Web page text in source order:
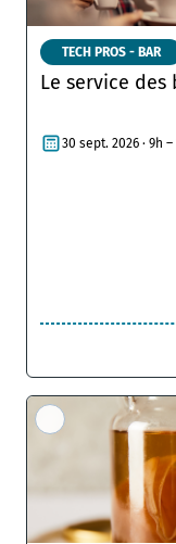
TECH PROS - BAR
Le service des
30 sept. 2026 · 9h –